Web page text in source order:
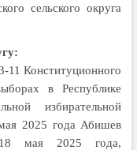
сельского округа
11 Конституционного
в Республике
избирательной
2025 года Абишев
18 мая 2025 года,